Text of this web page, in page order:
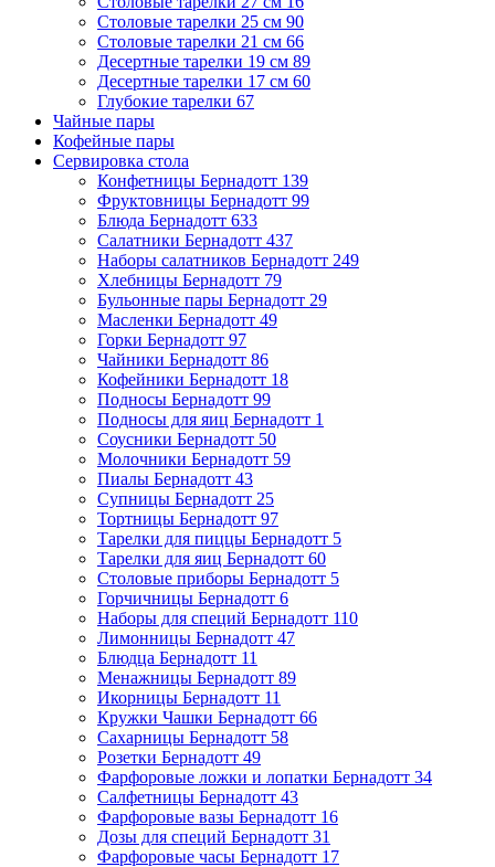
Столовые тарелки 25 см 90
Столовые тарелки 21 см 66
Десертные тарелки 19 см 89
Десертные тарелки 17 см 60
Глубокие тарелки 67
Чайные пары
Кофейные пары
Сервировка стола
Конфетницы Бернадотт 139
Фруктовницы Бернадотт 99
Блюда Бернадотт 633
Салатники Бернадотт 437
Наборы салатников Бернадотт 249
Хлебницы Бернадотт 79
Бульонные пары Бернадотт 29
Масленки Бернадотт 49
Горки Бернадотт 97
Чайники Бернадотт 86
Кофейники Бернадотт 18
Подносы Бернадотт 99
Подносы для яиц Бернадотт 1
Соусники Бернадотт 50
Молочники Бернадотт 59
Пиалы Бернадотт 43
Супницы Бернадотт 25
Тортницы Бернадотт 97
Тарелки для пиццы Бернадотт 5
Тарелки для яиц Бернадотт 60
Столовые приборы Бернадотт 5
Горчичницы Бернадотт 6
Наборы для специй Бернадотт 110
Лимонницы Бернадотт 47
Блюдца Бернадотт 11
Менажницы Бернадотт 89
Икорницы Бернадотт 11
Кружки Чашки Бернадотт 66
Сахарницы Бернадотт 58
Розетки Бернадотт 49
Фарфоровые ложки и лопатки Бернадотт 34
Салфетницы Бернадотт 43
Фарфоровые вазы Бернадотт 16
Дозы для специй Бернадотт 31
Фарфоровые часы Бернадотт 17